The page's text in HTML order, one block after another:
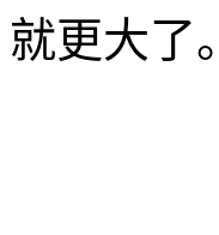
就更大了。